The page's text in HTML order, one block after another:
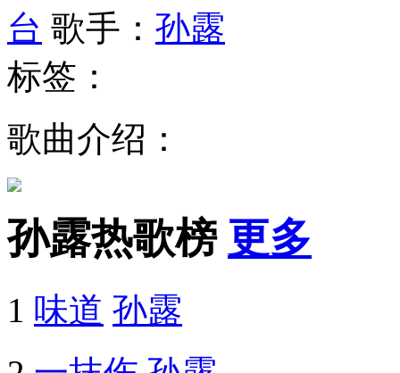
台 歌手： 孙露
标签：
歌曲介绍：
孙露热歌榜 更多
1 味道 孙露